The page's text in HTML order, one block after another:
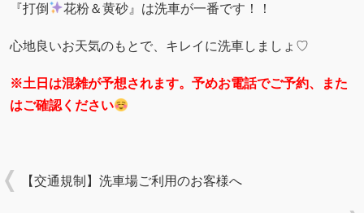
『打倒 花粉＆黄砂』は洗車が一番です！！
心地良いお天気のもとで、キレイに洗車しましょ♡
※土日は混雑が予想されます。予めお電話でご予約、また
はご確認ください
【交通規制】洗車場ご利用のお客様へ